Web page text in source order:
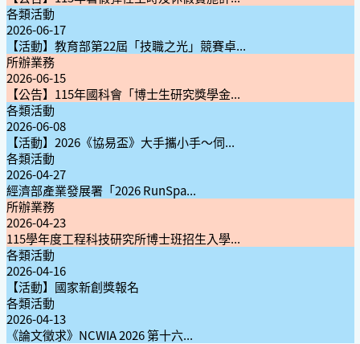
各類活動
2026-06-17
【活動】教育部第22屆「技職之光」競賽卓...
所辦業務
2026-06-15
【公告】115年國科會「博士生研究獎學金...
各類活動
2026-06-08
【活動】2026《協易盃》大手攜小手～伺...
各類活動
2026-04-27
經濟部產業發展署「2026 RunSpa...
所辦業務
2026-04-23
115學年度工程科技研究所博士班招生入學...
各類活動
2026-04-16
【活動】國家新創獎報名
各類活動
2026-04-13
《論文徵求》NCWIA 2026 第十六...